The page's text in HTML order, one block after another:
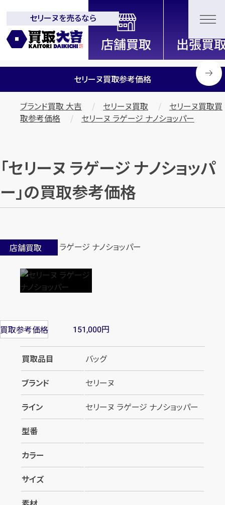
全国2200店舗以上展開中！
信頼と実績の買取専門店「買取大
吉」
セリーヌを売るなら
セリーヌ買取参考価格
ブランド買取 大吉 セリーヌ買取
セリーヌ買取買
取参考価格
セリーヌ ラゲージ ナノショッパー
「セリーヌ ラゲージ ナノショッパ
ー」の買取参考価格
店舗買取
買取参考価格 151,000円
買取品目
バッグ
ブランド
セリーヌ
ライン
セリーヌ ラゲージ ナノショッパー
型番
カラー
サイズ